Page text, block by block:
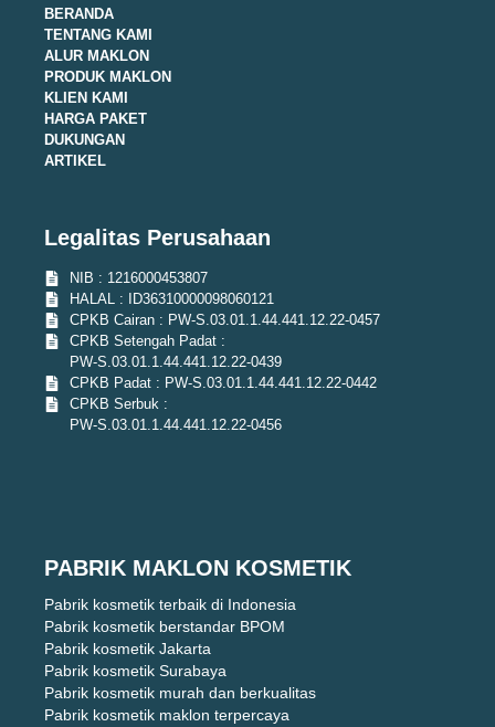
BERANDA
TENTANG KAMI
ALUR MAKLON
PRODUK MAKLON
KLIEN KAMI
HARGA PAKET
DUKUNGAN
ARTIKEL
Legalitas Perusahaan
NIB : 1216000453807
HALAL : ID36310000098060121
CPKB Cairan : PW-S.03.01.1.44.441.12.22-0457
CPKB Setengah Padat :
PW-S.03.01.1.44.441.12.22-0439
CPKB Padat : PW-S.03.01.1.44.441.12.22-0442
CPKB Serbuk :
PW-S.03.01.1.44.441.12.22-0456
PABRIK MAKLON KOSMETIK
Pabrik kosmetik terbaik di Indonesia
Pabrik kosmetik berstandar BPOM
Pabrik kosmetik Jakarta
Pabrik kosmetik Surabaya
Pabrik kosmetik murah dan berkualitas
Pabrik kosmetik maklon terpercaya